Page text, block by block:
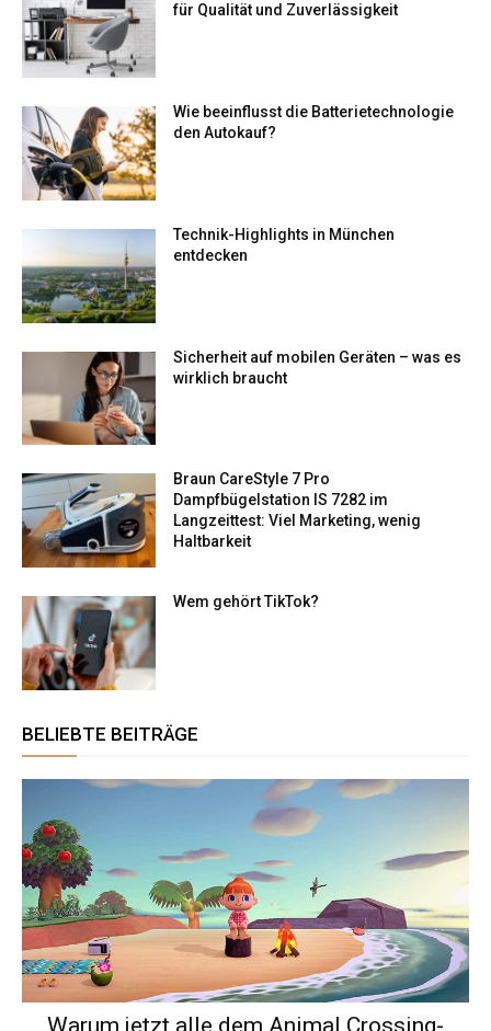
für Qualität und Zuverlässigkeit
Wie beeinflusst die Batterietechnologie
den Autokauf?
Technik-Highlights in München
entdecken
Sicherheit auf mobilen Geräten – was es
wirklich braucht
Braun CareStyle 7 Pro
Dampfbügelstation IS 7282 im
Langzeittest: Viel Marketing, wenig
Haltbarkeit
Wem gehört TikTok​?
BELIEBTE BEITRÄGE
Warum jetzt alle dem Animal Crossing-